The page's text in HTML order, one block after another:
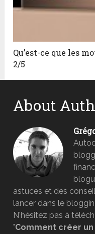
Qu’est-ce que les
2/5
About
astuces et des
lancer dans le
N'hésitez pas à
"Comment créer